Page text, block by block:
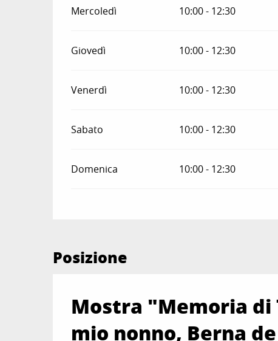
Mercoledì 10:00 - 12:30
Giovedì 10:00 - 12:30
Venerdì 10:00 - 12:30
Sabato 10:00 - 12:30
Domenica 10:00 - 12:30
Posizione
Mostra "Memoria di
mio nonno, Berna